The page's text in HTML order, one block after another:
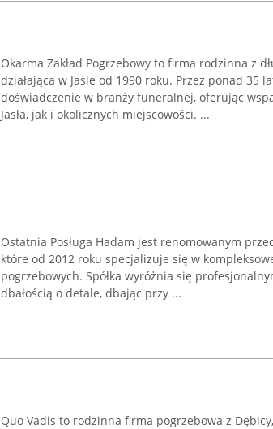
Okarma Zakład Pogrzebowy to firma rodzinna z
działająca w Jaśle od 1990 roku. Przez ponad 35
doświadczenie w branży funeralnej, oferując
Jasła, jak i okolicznych miejscowości. ...
Ostatnia Posługa Hadam jest renomowanym
które od 2012 roku specjalizuje się w
pogrzebowych. Spółka wyróżnia się
dbałością o detale, dbając przy ...
Quo Vadis to rodzinna firma pogrzebowa z